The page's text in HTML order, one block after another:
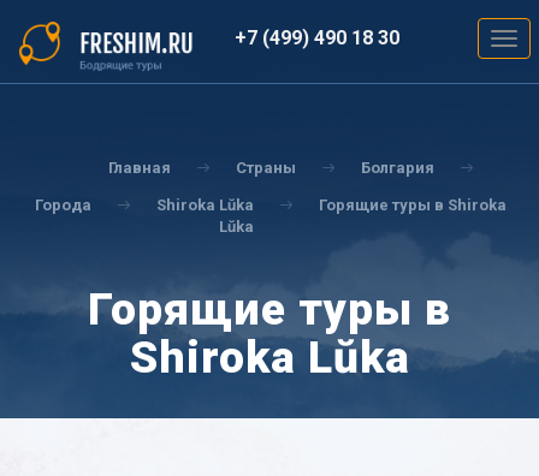
основному
содержанию
+7 (499) 490 18 30
Главная Страны Болгария
Города Shiroka Lŭka
Горящие туры в Shiroka
Lŭka
Горящие туры в
Shiroka Lŭka